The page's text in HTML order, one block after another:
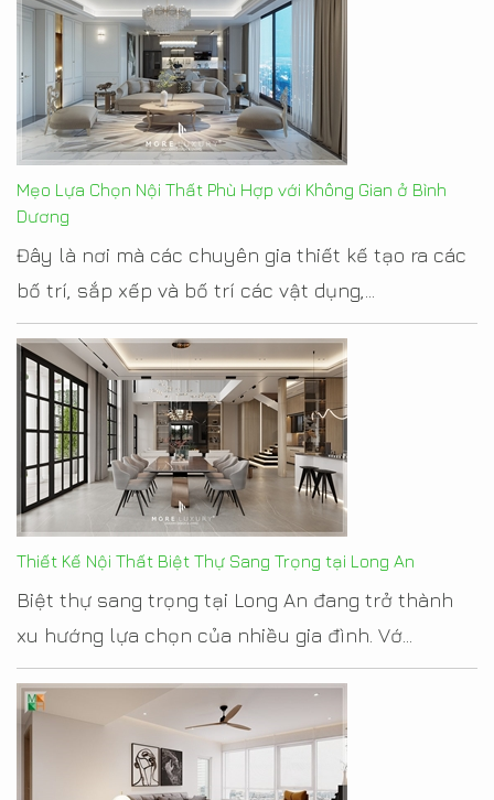
Mẹo Lựa Chọn Nội Thất Phù Hợp với Không Gian ở Bình
Dương
Đây là nơi mà các chuyên gia thiết kế tạo ra các
bố trí, sắp xếp và bố trí các vật dụng,...
Thiết Kế Nội Thất Biệt Thự Sang Trọng tại Long An
Biệt thự sang trọng tại Long An đang trở thành
xu hướng lựa chọn của nhiều gia đình. Vớ...